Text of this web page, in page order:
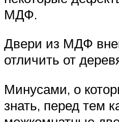
МДФ.
Двери из МДФ
отличить от
Минусами, о
знать, перед тем